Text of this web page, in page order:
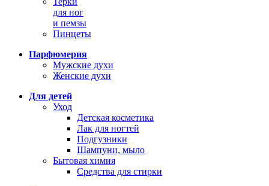
для ног
и пемзы
Пинцеты
Парфюмерия
Мужские духи
Женские духи
Для детей
Уход
Детская косметика
Лак для ногтей
Подгузники
Шампуни, мыло
Бытовая химия
Средства для стирки